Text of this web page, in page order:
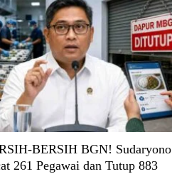
BERSIH BGN! Sudaryono
261 Pegawai dan Tutup 883